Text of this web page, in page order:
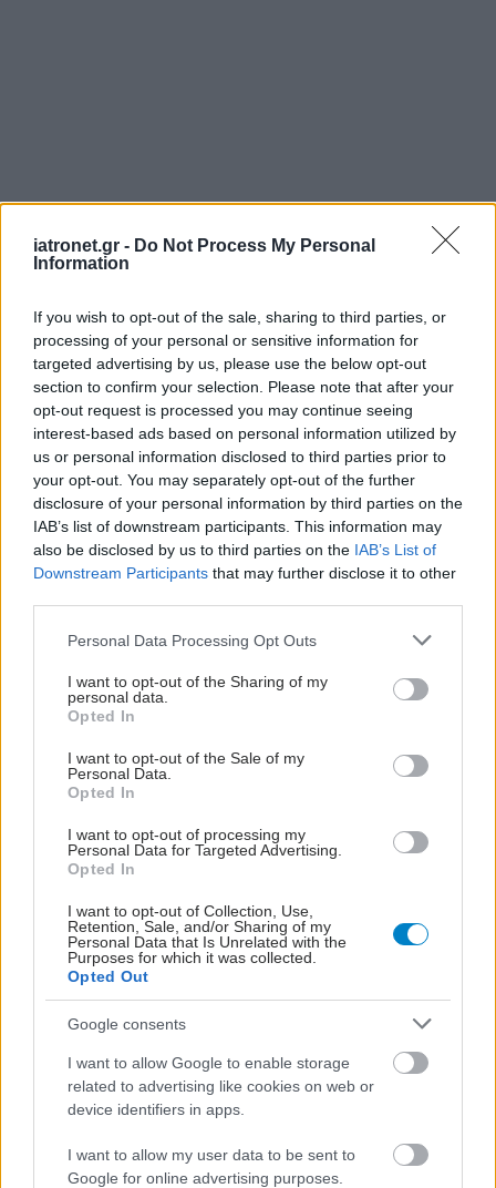
iatronet.gr - Do Not Process My Personal
Information
If you wish to opt-out of the sale, sharing to third parties, or
processing of your personal or sensitive information for
targeted advertising by us, please use the below opt-out
section to confirm your selection. Please note that after your
opt-out request is processed you may continue seeing
interest-based ads based on personal information utilized by
us or personal information disclosed to third parties prior to
your opt-out. You may separately opt-out of the further
disclosure of your personal information by third parties on the
IAB’s list of downstream participants. This information may
also be disclosed by us to third parties on the IAB’s List of
Downstream Participants that may further disclose it to other
Please note that this website/app uses one or more Google
not limited to your visit or usage behaviour. You may click to
grant or deny consent to Google and its third-party tags to
use your data for below specified purposes in below Google
consent section.
Personal Data Processing Opt Outs
I want to opt-out of the Sharing of my
personal data.
Opted In
I want to opt-out of the Sale of my
Personal Data.
Opted In
I want to opt-out of processing my
Personal Data for Targeted Advertising.
Opted In
I want to opt-out of Collection, Use,
Retention, Sale, and/or Sharing of my
Personal Data that Is Unrelated with the
Purposes for which it was collected.
Opted Out
Google consents
I want to allow Google to enable storage
related to advertising like cookies on web or
device identifiers in apps.
I want to allow my user data to be sent to
Google for online advertising purposes.
Loading...